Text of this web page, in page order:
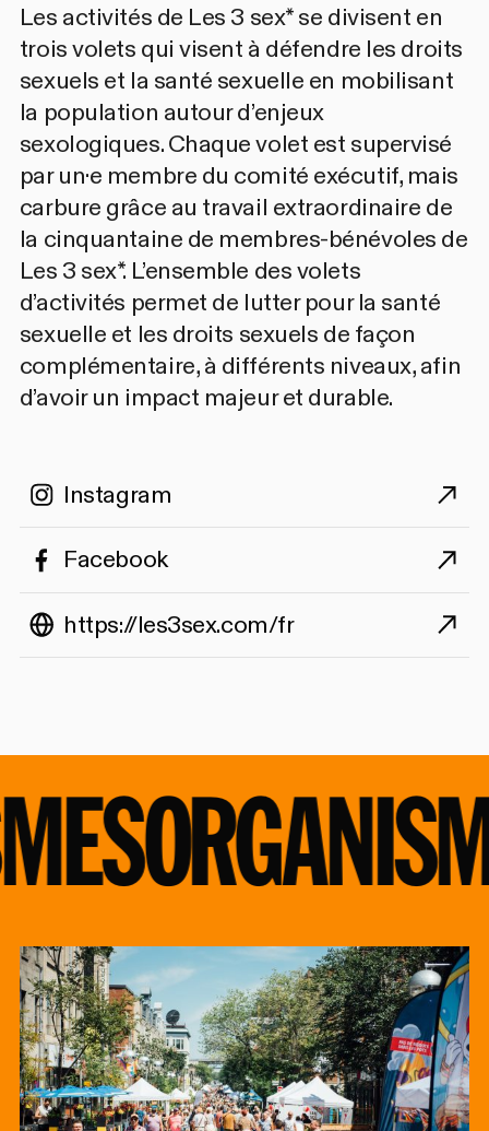
Les activités de Les 3 sex* se divisent en
trois volets qui visent à défendre les droits
sexuels et la santé sexuelle en mobilisant
la population autour d’enjeux
sexologiques. Chaque volet est supervisé
par un·e membre du comité exécutif, mais
carbure grâce au travail extraordinaire de
la cinquantaine de membres-bénévoles de
Les 3 sex*. L’ensemble des volets
d’activités permet de lutter pour la santé
sexuelle et les droits sexuels de façon
complémentaire, à différents niveaux, afin
d’avoir un impact majeur et durable.
Instagram
Facebook
https://les3sex.com/fr